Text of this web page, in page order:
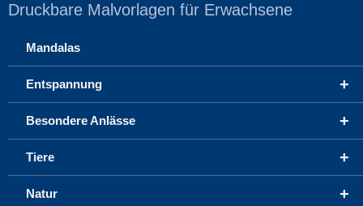
Druckbare Malvorlagen für Erwachsene
Mandalas
+
Entspannung
+
Besondere Anlässe
+
Tiere
+
Natur